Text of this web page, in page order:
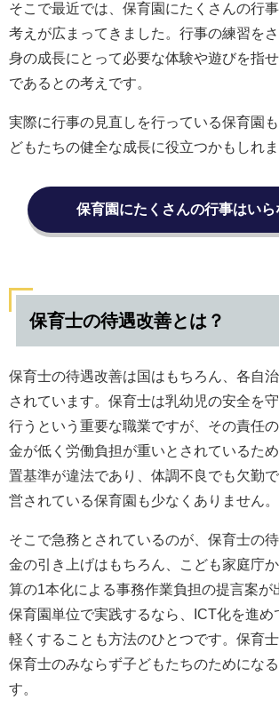
そこで最近では、保育園にたくさんの行
考えが広まってきました。行事の練習を
身の成長にとって必要な体験や遊びを指
であるとの考えです。
実際に行事の見直しを行っている保育園
どもたちの健全な成長に役立つかもしれま
保育園にたくさんの行事はいら
保育士の待遇改善とは？
保育士の待遇改善は国はもちろん、各自
されています。保育士は乳幼児の安全を
行うという重要な職業ですが、その責任
金が低く労働負担が重いとされているた
置基準が違法であり、体調不良でも欠勤
営されている保育園も少なくありません。
そこで急務とされているのが、保育士の
金の引き上げはもちろん、こども家庭庁
算の1本化による事務作業負担の提言案が
保育園単位で実践するなら、ICT化を進め
軽くすることも方法のひとつです。保育士
保育士のみならず子どもたちのためにな
す。